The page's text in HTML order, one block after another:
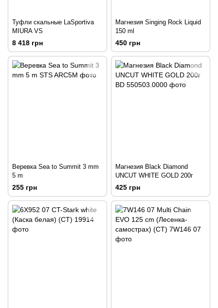
Туфли скальные LaSportiva
MIURA VS
8 418 грн
Магнезия Singing Rock Liquid
150 ml
450 грн
Веревка Sea to Summit 3 mm
5 m
255 грн
Магнезия Black Diamond
UNCUT WHITE GOLD 200г
425 грн